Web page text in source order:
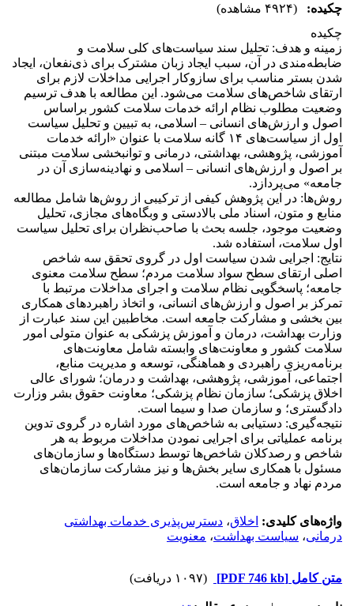
چکیده:
(۴۹۲۴ مشاهده)
چکیده
زمینه و هدف: تحلیل سند سیاست‌های کلی سلامت و
ضابطه‌مندی در آن، سبب ایجاد زبان مشترک برای ذی‌نفعان، ایجاد
شدن بستر مناسب برای سازوکار اجرایی مداخلات لازم برای
ارتقای شاخص‌های سلامت می‌شود. این مطالعه با هدف ترسیم
وضعیت مطلوب نظام ارائه خدمات سلامت کشور براساس
اصول و ارزش‌های انسانی – ‌اسلامی، به تبیین و تحلیل سیاست
اول از سیاست‌های ۱۴ گانه سلامت با عنوان «ارائه خدمات
آموزشی، پژوهشی، بهداشتی، درمانی و توانبخشی سلامت مبتنی
بر اصول و ارزش‌های انسانی – ‌اسلامی و نهادینه‌سازی آن در
جامعه» می‌پردازد.
روش‌ها: در این پژوهش کیفی از ترکیبی از روش‌ها شامل مطالعه
منابع و متون، اسناد ملی بالادستی و وبگاه‌های مجازی، تحلیل
وضعیت موجود، جلسه بحث با صاحب‌نظران برای تحلیل سیاست
اول سلامت، استفاده شد.
نتایج: اجرایی شدن سیاست اول در گروی تحقق سه شاخص
اصلی ارتقای سطح سواد سلامت مردم؛ سطح سلامت معنوی
جامعه؛ پاسخگویی نظام سلامت و اجرای مداخلات مرتبط با
تمرکز بر اصول و ارزش‌های انسانی، و اتخاذ راهبردهای همکاری
بین بخشی و مشارکت جامعه است. مخاطبین این سند عبارت از
وزارت بهداشت، درمان و آموزش پزشکی به عنوان متولی امور
سلامت کشور و معاونت‌های وابسته شامل معاونت‌های
برنامه‌ریزی راهبردی و هماهنگی، توسعه و مدیریت منابع،
اجتماعی، آموزشی، پژوهشی، بهداشت و درمان؛ شورای عالی
اخلاق پزشکی؛ سازمان نظام پزشکی؛ معاونت حقوق بشر وزارت
دادگستری؛ و سازمان صدا و سیما است.
نتیجه‌گیری: دستیابی به شاخص‌های مورد اشاره در گروی تدوین
برنامه عملیاتی برای اجرایی نمودن مداخلات مربوط به هر
شاخص و رصدکلان شاخص‌ها توسط دستگاه‌ها و سازمان‌های
مسئول با همکاری سایر بخش‌ها و نیز مشارکت سازمان‌های
مردم‌ نهاد و جامعه است.
واژه‌های کلیدی: اخلاق، دسترس‌پذیری خدمات بهداشتی
درمانی، سیاست بهداشت، معنویت
متن کامل [PDF 746 kb] (۱۰۹۷ دریافت)